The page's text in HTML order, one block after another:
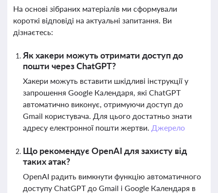
На основі зібраних матеріалів ми сформували
короткі відповіді на актуальні запитання. Ви
дізнаєтесь:
Як хакери можуть отримати доступ до
пошти через ChatGPT?
Хакери можуть вставити шкідливі інструкції у
запрошення Google Календаря, які ChatGPT
автоматично виконує, отримуючи доступ до
Gmail користувача. Для цього достатньо знати
адресу електронної пошти жертви. Джерело
Що рекомендує OpenAI для захисту від
таких атак?
OpenAI радить вимкнути функцію автоматичного
доступу ChatGPT до Gmail і Google Календаря в